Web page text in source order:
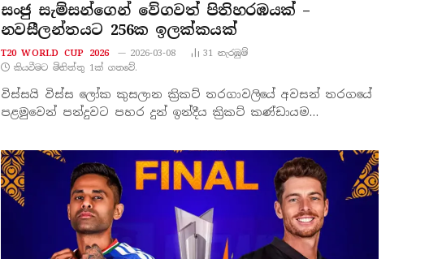
සංජු සැම්සන්ගෙන් වේගවත් පිතිහරඹයක් –
නවසීලන්තයට 256ක ඉලක්කයක්
T20 WORLD CUP 2026 2026-03-08 31 නැරඹු​ම්
කියවීමට මිනිත්තු 1ක් ගතවේ.
විස්සයි විස්ස ලෝක කුසලාන ක්‍රිකට් තරගාවලියේ අවසන් තරගයේ
පළමුවෙන් පන්දුවට පහර දුන් ඉන්දීය ක්‍රිකට් කණ්ඩායම…